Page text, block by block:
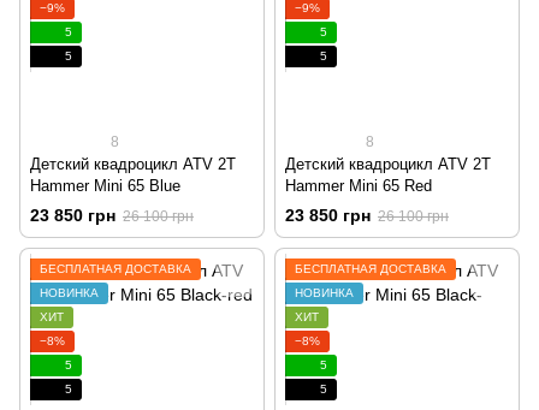
−9%
5
5
8
Детский квадроцикл ATV 2T
Hammer Mini 65 Blue
23 850 грн 26 100 грн
−9%
5
5
8
Детский квадроцикл ATV 2T
Hammer Mini 65 Red
23 850 грн 26 100 грн
БЕСПЛАТНАЯ ДОСТАВКА
НОВИНКА
ХИТ
−8%
5
5
БЕСПЛАТНАЯ ДОСТАВКА
НОВИНКА
ХИТ
−8%
5
5